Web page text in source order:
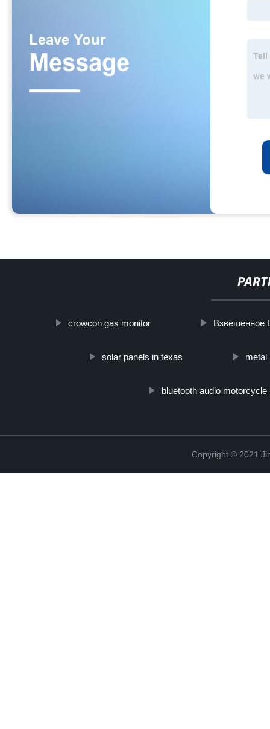
crowcon gas monitor Взвешенное
solar panels in texas metal
bluetooth audio motorcycle
Copyright © 2021